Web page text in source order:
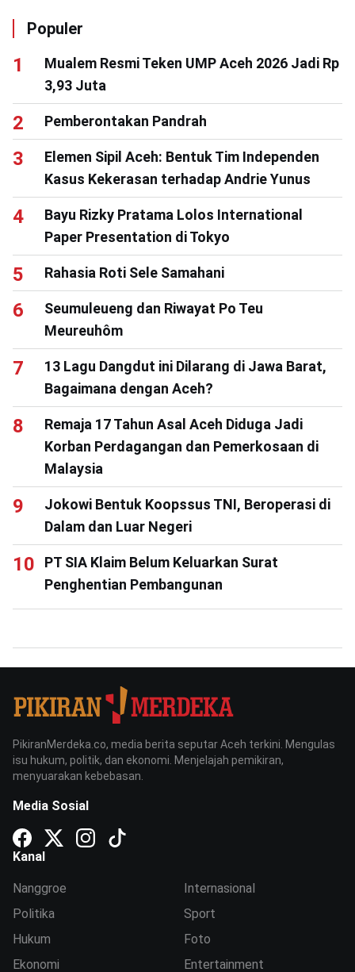
Populer
Mualem Resmi Teken UMP Aceh 2026 Jadi Rp
3,93 Juta
Pemberontakan Pandrah
Elemen Sipil Aceh: Bentuk Tim Independen
Kasus Kekerasan terhadap Andrie Yunus
Bayu Rizky Pratama Lolos International
Paper Presentation di Tokyo
Rahasia Roti Sele Samahani
Seumuleueng dan Riwayat Po Teu
Meureuhôm
13 Lagu Dangdut ini Dilarang di Jawa Barat,
Bagaimana dengan Aceh?
Remaja 17 Tahun Asal Aceh Diduga Jadi
Korban Perdagangan dan Pemerkosaan di
Malaysia
Jokowi Bentuk Koopssus TNI, Beroperasi di
Dalam dan Luar Negeri
PT SIA Klaim Belum Keluarkan Surat
Penghentian Pembangunan
PikiranMerdeka.co, media berita seputar Aceh terkini. Mengulas
isu hukum, politik, dan ekonomi. Menjelajah pemikiran,
menyuarakan kebebasan.
Media Sosial
Kanal
Nanggroe
Politika
Hukum
Ekonomi
Internasional
Sport
Foto
Entertainment